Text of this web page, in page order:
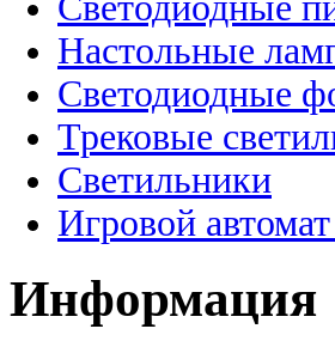
Настольные
Светодиодные
Трековые
Светильники
Игровой
Информация